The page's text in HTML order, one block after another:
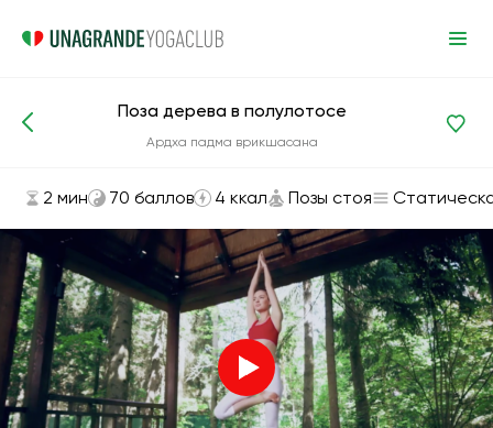
Асаны и упражнения
Поза дерева в полулотосе
Ардха падма врикшасана
2 мин 70 баллов 4 ккал Позы стоя